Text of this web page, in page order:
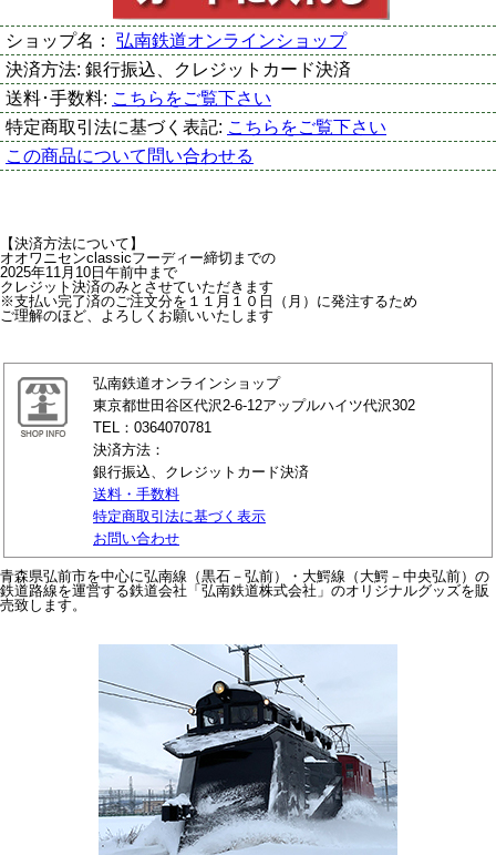
ショップ名： 弘南鉄道オンラインショップ
決済方法: 銀行振込、クレジットカード決済
送料･手数料: こちらをご覧下さい
特定商取引法に基づく表記: こちらをご覧下さい
この商品について問い合わせる
【決済方法について】
オオワニセンclassicフーディー締切までの
2025年11月10日午前中まで
クレジット決済のみとさせていただきます
※支払い完了済のご注文分を１１月１０日（月）に発注するため
ご理解のほど、よろしくお願いいたします
弘南鉄道オンラインショップ
東京都世田谷区代沢2-6-12アップルハイツ代沢302
TEL：0364070781
決済方法：
銀行振込、クレジットカード決済
送料・手数料
特定商取引法に基づく表示
お問い合わせ
青森県弘前市を中心に弘南線（黒石－弘前）・大鰐線（大鰐－中央弘前）の
鉄道路線を運営する鉄道会社「弘南鉄道株式会社」のオリジナルグッズを販
売致します。